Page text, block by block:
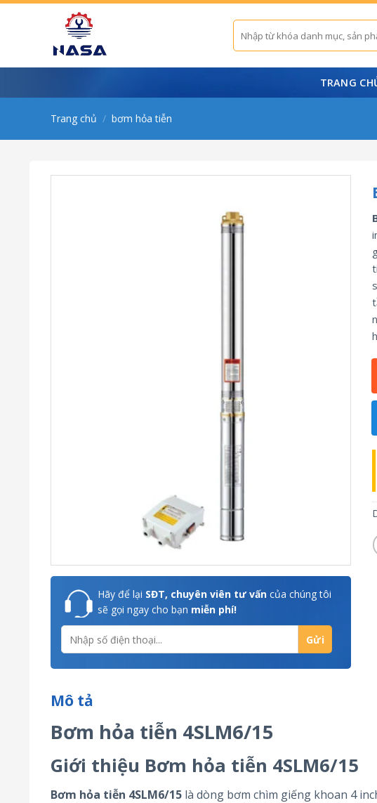
Skip
Tìm
kiếm:
TRANG
Trang chủ / bơm hỏa tiễn
Hãy để lại SĐT, chuyên viên tư vấn của chúng tôi
sẽ gọi ngay cho bạn miễn phí!
Mô tả
Bơm hỏa tiễn 4SLM6/15
Giới thiệu Bơm hỏa tiễn 4SLM6/15
Bơm hỏa tiễn 4SLM6/15 là dòng bơm chìm giếng khoan 4